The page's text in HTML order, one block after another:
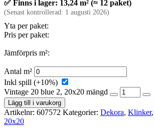
✅ Finns i lager: 13,24 m² (≈ 12 paket)
(Senast kontrollerad: 1 augusti 2026)
Yta per paket:
Pris per paket:
Jämförpris m²:
Antal m²
Inkl spill (+10%)
Vintage 20 blue 2, 20x20 mängd
Lägg till i varukorg
Artikelnr: 607572 Kategorier: Dekora, Klinker,
20x20